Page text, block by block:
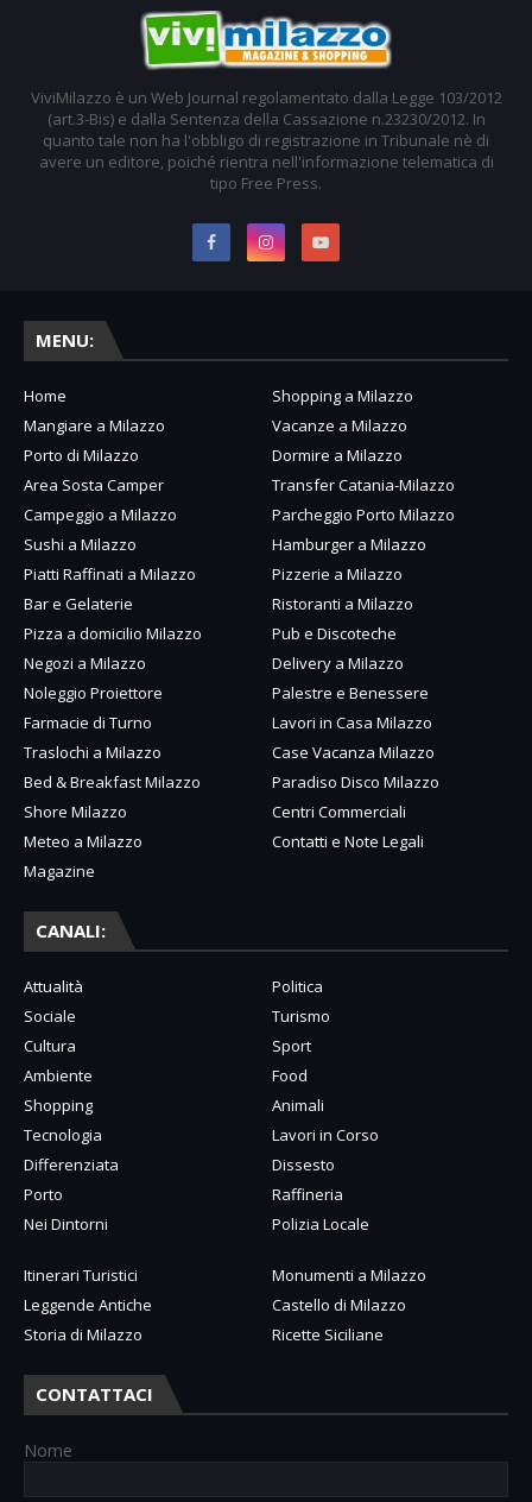
ViviMilazzo è un Web Journal regolamentato dalla Legge 103/2012
(art.3-Bis) e dalla Sentenza della Cassazione n.23230/2012. In
quanto tale non ha l'obbligo di registrazione in Tribunale nè di
avere un editore, poiché rientra nell'informazione telematica di
tipo Free Press.
MENU:
Home
Shopping a Milazzo
Mangiare a Milazzo
Vacanze a Milazzo
Porto di Milazzo
Dormire a Milazzo
Area Sosta Camper
Transfer Catania-Milazzo
Campeggio a Milazzo
Parcheggio Porto Milazzo
Sushi a Milazzo
Hamburger a Milazzo
Piatti Raffinati a Milazzo
Pizzerie a Milazzo
Bar e Gelaterie
Ristoranti a Milazzo
Pizza a domicilio Milazzo
Pub e Discoteche
Negozi a Milazzo
Delivery a Milazzo
Noleggio Proiettore
Palestre e Benessere
Farmacie di Turno
Lavori in Casa Milazzo
Traslochi a Milazzo
Case Vacanza Milazzo
Bed & Breakfast Milazzo
Paradiso Disco Milazzo
Shore Milazzo
Centri Commerciali
Meteo a Milazzo
Contatti e Note Legali
Magazine
CANALI:
Attualità
Politica
Sociale
Turismo
Cultura
Sport
Ambiente
Food
Shopping
Animali
Tecnologia
Lavori in Corso
Differenziata
Dissesto
Porto
Raffineria
Nei Dintorni
Polizia Locale
Itinerari Turistici
Monumenti a Milazzo
Leggende Antiche
Castello di Milazzo
Storia di Milazzo
Ricette Siciliane
CONTATTACI
Nome